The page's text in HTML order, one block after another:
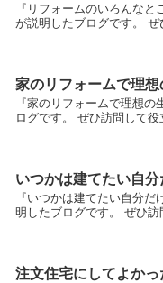
『リフォームのいろんな
が説明したブログです。
家のリフォームで理想
『家のリフォームで理想
ログです。 ぜひ訪問して
いつかは建てたい自分
『いつかは建てたい自分
明したブログです。 ぜひ
注文住宅にしてよかっ